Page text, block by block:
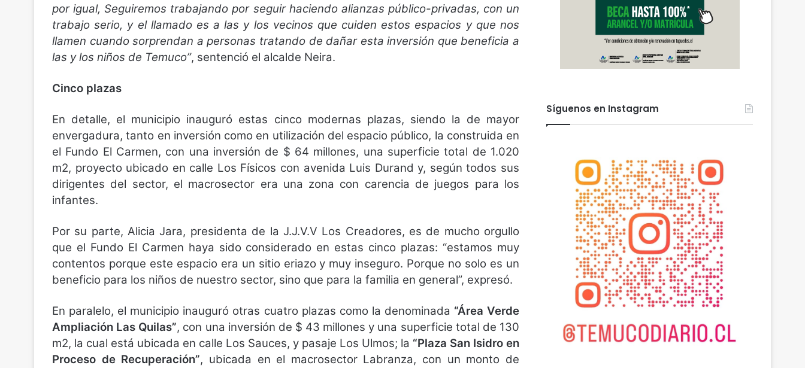
por igual, Seguiremos trabajando por seguir haciendo alianzas público-privadas, con un
trabajo serio, y el llamado es a las y los vecinos que cuiden estos espacios y que nos
llamen cuando sorprendan a personas tratando de dañar esta inversión que beneficia a
las y los niños de Temuco”, sentenció el alcalde Neira.
Cinco plazas
En detalle, el municipio inauguró estas cinco modernas plazas, siendo la de mayor
envergadura, tanto en inversión como en utilización del espacio público, la construida en
el Fundo El Carmen, con una inversión de $ 64 millones, una superficie total de 1.020
m2, proyecto ubicado en calle Los Físicos con avenida Luis Durand y, según todos sus
dirigentes del sector, el macrosector era una zona con carencia de juegos para los
infantes.
Por su parte, Alicia Jara, presidenta de la J.J.V.V Los Creadores, es de mucho orgullo
que el Fundo El Carmen haya sido considerado en estas cinco plazas: “estamos muy
contentos porque este espacio era un sitio eriazo y muy inseguro. Porque no solo es un
beneficio para los niños de nuestro sector, sino que para la familia en general”, expresó.
En paralelo, el municipio inauguró otras cuatro plazas como la denominada “Área Verde
Ampliación Las Quilas”, con una inversión de $ 43 millones y una superficie total de 130
m2, la cual está ubicada en calle Los Sauces, y pasaje Los Ulmos; la “Plaza San Isidro en
Proceso de Recuperación”, ubicada en el macrosector Labranza, con un monto de
Síguenos en Instagram